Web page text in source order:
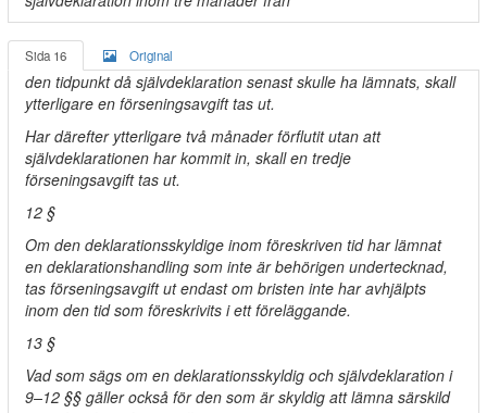
Sida 16 Original
den tidpunkt då självdeklaration senast skulle ha lämnats, skall
ytterligare en förseningsavgift tas ut.
Har därefter ytterligare två månader förflutit utan att
självdeklarationen har kommit in, skall en tredje
förseningsavgift tas ut.
12 §
Om den deklarationsskyldige inom föreskriven tid har lämnat
en deklarationshandling som inte är behörigen undertecknad,
tas förseningsavgift ut endast om bristen inte har avhjälpts
inom den tid som föreskrivits i ett föreläggande.
13 §
Vad som sägs om en deklarationsskyldig och självdeklaration i
9–12 §§ gäller också för den som är skyldig att lämna särskild